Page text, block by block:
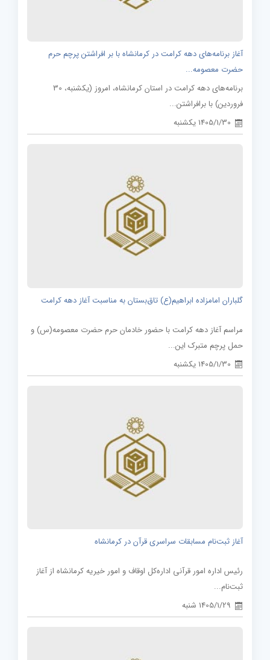
آغاز برنامه‌های دهه کرامت در کرمانشاه با بر افراشتن پرچم حرم
حضرت معصومه...
برنامه‌های دهه کرامت در استان کرمانشاه، امروز (یکشنبه، 30
فروردین) با برافراشتن...
1405/1/30 یکشنبه
گلباران امامزاده ابراهیم(ع) تاق‌بستان به مناسبت آغاز دهه کرامت
مراسم آغاز دهه کرامت با حضور خادمان حرم حضرت معصومه(س) و
حمل پرچم متبرک این...
1405/1/30 یکشنبه
آغاز ثبت‌نام مسابقات سراسری قرآن در کرمانشاه
رئیس اداره امور قرآنی اداره‌کل اوقاف و امور خیریه کرمانشاه از آغاز
ثبت‌نام...
1405/1/29 شنبه